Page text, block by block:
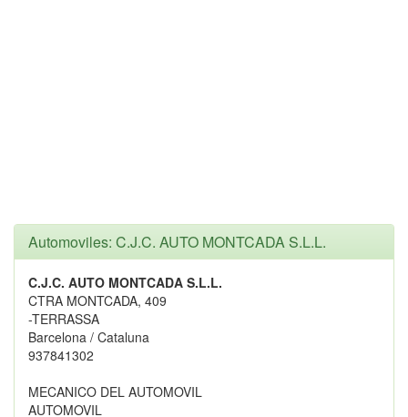
Automoviles: C.J.C. AUTO MONTCADA S.L.L.
C.J.C. AUTO MONTCADA S.L.L.
CTRA MONTCADA, 409
-TERRASSA
Barcelona / Cataluna
937841302
MECANICO DEL AUTOMOVIL
AUTOMOVIL